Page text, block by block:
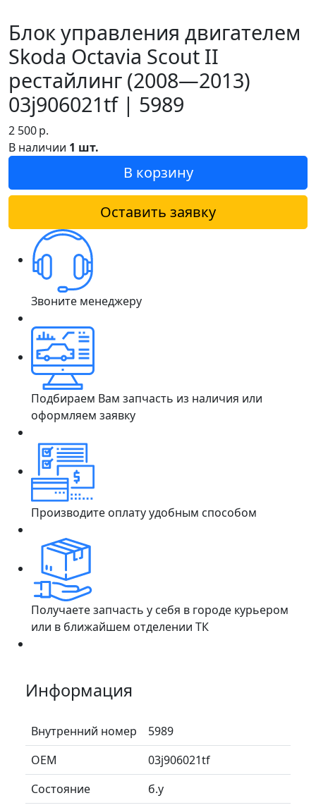
Блок управления двигателем
Skoda Octavia Scout II
рестайлинг (2008—2013)
03j906021tf | 5989
2 500р.
В наличии 1 шт.
В корзину
Оставить заявку
Звоните менеджеру
Подбираем Вам запчасть из наличия или
оформляем заявку
Производите оплату удобным способом
Получаете запчасть у себя в городе курьером
или в ближайшем отделении ТК
Информация
Внутренний номер
5989
ОЕМ
03j906021tf
Состояние
б.у